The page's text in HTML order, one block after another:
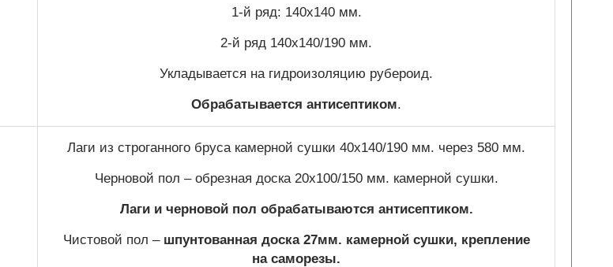
1-й ряд: 140х140 мм.
2-й ряд 140х140/190 мм.
Укладывается на гидроизоляцию рубероид.
Обрабатывается антисептиком.
Лаги из строганного бруса камерной сушки 40х140/190 мм. через 580 мм.
Черновой пол – обрезная доска 20х100/150 мм. камерной сушки.
Лаги и черновой пол обрабатываются антисептиком.
Чистовой пол – шпунтованная доска 27мм. камерной сушки, крепление
на саморезы.